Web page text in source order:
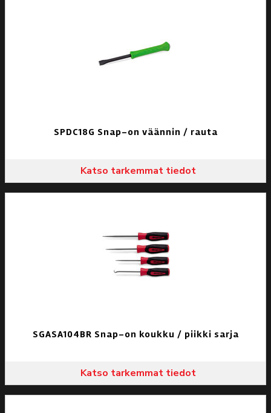
SPDC18G Snap-on väännin / rauta
Katso tarkemmat tiedot
SGASA104BR Snap-on koukku / piikki sarja
Katso tarkemmat tiedot